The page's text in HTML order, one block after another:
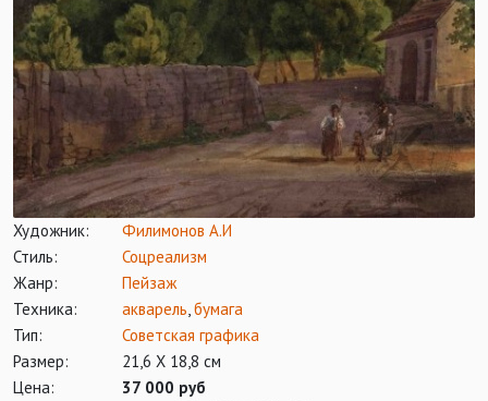
Художник:
Филимонов А.И
Стиль:
Соцреализм
Жанр:
Пейзаж
Техника:
акварель,бумага
Тип:
Советская графика
Размер:
21,6 Х 18,8 см
Цена:
37 000 руб